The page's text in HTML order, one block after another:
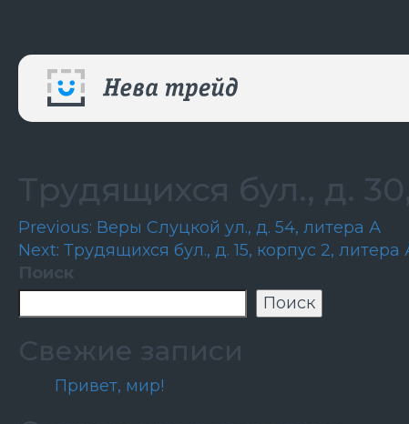
Трудящихся бул., д.
Навигация
по
записям
Previous: Веры Слуцкой ул., д. 54, литера А
Next: Трудящихся бул., д. 15, корпус 2, литера
Поиск
Поиск
Свежие записи
Привет, мир!